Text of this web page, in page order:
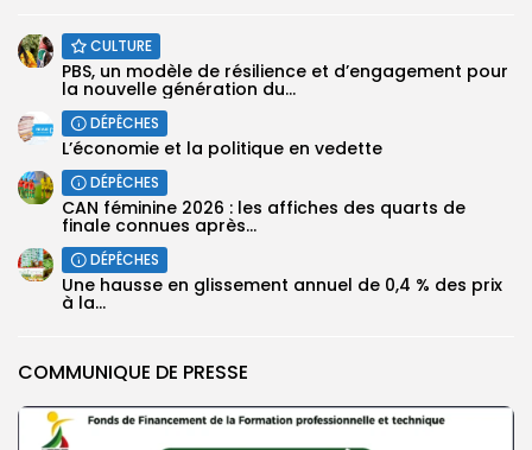
COMMUNIQUE DE PRESSE
CULTURE
PBS, un modèle de résilience et d’engagement pour
la nouvelle génération du...
DÉPÊCHES
L’économie et la politique en vedette
DÉPÊCHES
CAN féminine 2026 : les affiches des quarts de
finale connues après...
DÉPÊCHES
Une hausse en glissement annuel de 0,4 % des prix
à la...